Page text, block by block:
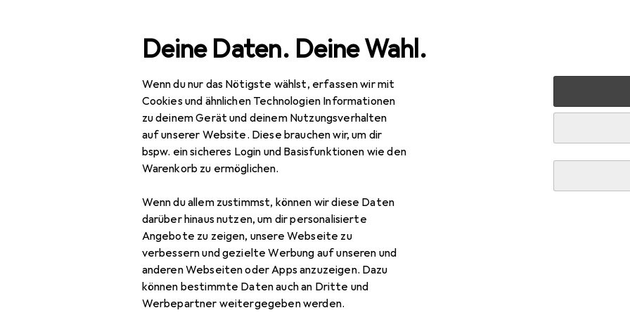
Deine Daten. Deine Wahl.
Wenn du nur das Nötigste wählst, erfassen wir mit
Cookies und ähnlichen Technologien Informationen
zu deinem Gerät und deinem Nutzungsverhalten
auf unserer Website. Diese brauchen wir, um dir
bspw. ein sicheres Login und Basisfunktionen wie den
Warenkorb zu ermöglichen.
Wenn du allem zustimmst, können wir diese Daten
darüber hinaus nutzen, um dir personalisierte
Angebote zu zeigen, unsere Webseite zu
verbessern und gezielte Werbung auf unseren und
anderen Webseiten oder Apps anzuzeigen. Dazu
können bestimmte Daten auch an Dritte und
Werbepartner weitergegeben werden.
Navigation nach Kategorien My Only Desire Records